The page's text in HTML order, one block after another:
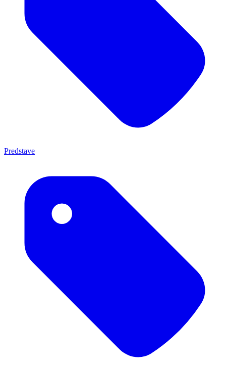
Predstave